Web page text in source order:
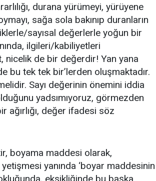
durana yürümeyi, yürüyene
sağa sola bakınıp duranların
sayısal değerlerle yoğun bir
ilgileri/kabiliyetleri
nicelik de bir değerdir! Yan yana
bu tek tek bir’lerden oluşmaktadır.
Sayı değerinin önemini iddia
yadsımıyoruz, görmezden
ağırlığı, değer ifadesi söz
boyama maddesi olarak,
yanında ‘boyar maddesinin
eksikliğinde bu başka